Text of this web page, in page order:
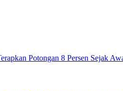
Potongan 8 Persen Sejak